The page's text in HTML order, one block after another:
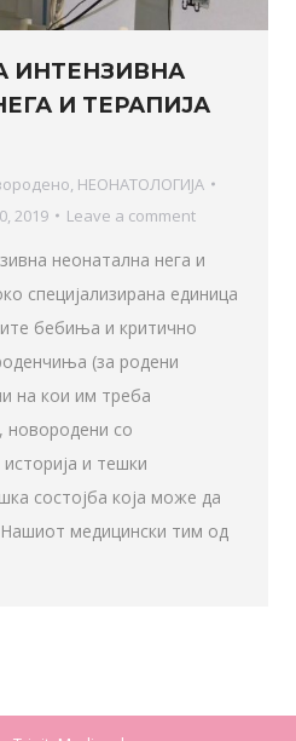
ИНТЕНЗИВНА
И ТЕРАПИЈА
НЕОНАТОЛОГИЈА
2019 Leave a comment
неонатална нега и
специјализирана единица
бебиња и критично
(за родени
на кои им треба
новородени со
и тешки
состојба која може да
медицински тим од